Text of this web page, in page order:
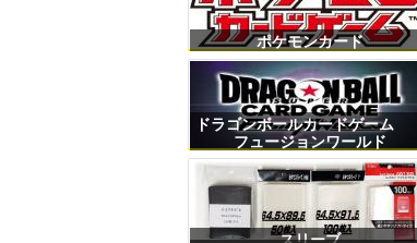
ポケモンカード
ドラゴンボールカードゲーム
フュージョンワールド